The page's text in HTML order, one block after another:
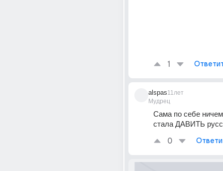
1
alspas
Мудрец
11лет
Сама по себе
стала ДАВИТЬ
0